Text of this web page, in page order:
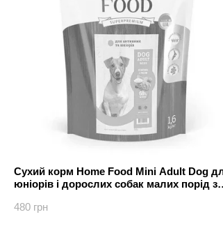
Сухий корм Home Food Mini Adult Dog
юніорів і дорослих собак малих порід з
480 грн